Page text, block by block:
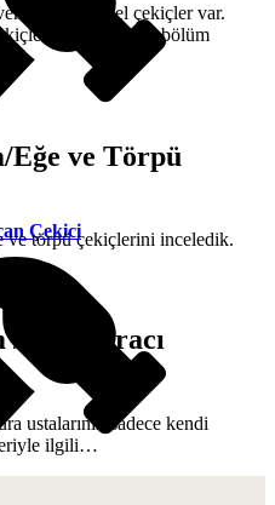
Çekici
bazı özel çekiçler var.
hakkında 10. bölüm
Eğe ve Törpü
ve törpü çekiçlerini inceledik.
/ Kunduracı
ustalarının sadece kendi
ilgili…